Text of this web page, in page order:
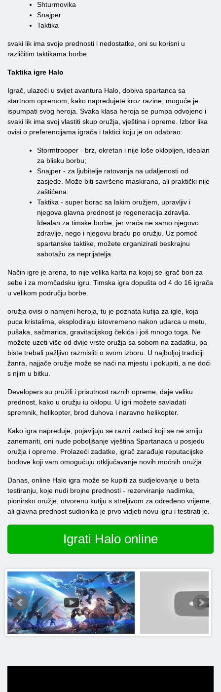
Shturmovika
Snajper
Taktika
svaki lik ima svoje prednosti i nedostatke, oni su korisni u
različitim taktikama borbe.
Taktika igre Halo
Igrač, ulazeći u svijet avantura Halo, dobiva spartanca sa
startnom opremom, kako napredujete kroz razine, moguće je
ispumpati svog heroja. Svaka klasa heroja se pumpa odvojeno i
svaki lik ima svoj vlastiti skup oružja, vještina i opreme. Izbor lika
ovisi o preferencijama igrača i taktici koju je on odabrao:
Stormtrooper - brz, okretan i nije loše oklopljen, idealan
za blisku borbu;
Snajper - za ljubitelje ratovanja na udaljenosti od
zasjede. Može biti savršeno maskirana, ali praktički nije
zaštićena.
Taktika - super borac sa lakim oružjem, upravljiv i
njegova glavna prednost je regeneracija zdravlja.
Idealan za timske borbe, jer vraća ne samo njegovo
zdravlje, nego i njegovu braću po oružju. Uz pomoć
spartanske taktike, možete organizirati beskrajnu
sabotažu za neprijatelja.
Način igre je arena, to nije velika karta na kojoj se igrač bori za
sebe i za momčadsku igru. Timska igra dopušta od 4 do 16 igrača
u velikom području borbe.
oružja ovisi o namjeni heroja, tu je poznata kutija za igle, koja
puca kristalima, eksplodiraju istovremeno nakon udarca u metu,
pušaka, sačmarica, gravitacijskog čekića i još mnogo toga. Ne
možete uzeti više od dvije vrste oružja sa sobom na zadatku, pa
biste trebali pažljivo razmisliti o svom izboru. U najboljoj tradiciji
žanra, najjače oružje može se naći na mjestu i pokupiti, a ne doći
s njim u bitku.
Developers su pružili i prisutnost raznih opreme, daje veliku
prednost, kako u oružju iu oklopu. U igri možete savladati
spremnik, helikopter, brod duhova i naravno helikopter.
Kako igra napreduje, pojavljuju se razni zadaci koji se ne smiju
zanemariti, oni nude poboljšanje vještina Spartanaca u posjedu
oružja i opreme. Prolazeći zadatke, igrač zarađuje reputacijske
bodove koji vam omogućuju otključavanje novih moćnih oružja.
Danas, online Halo igra može se kupiti za sudjelovanje u beta
testiranju, koje nudi brojne prednosti - rezerviranje nadimka,
pionirsko oružje, otvorenu kutiju s streljivom za određeno vrijeme,
ali glavna prednost sudionika je prvo vidjeti novu igru ​​i testirati je.
Igrati Halo online